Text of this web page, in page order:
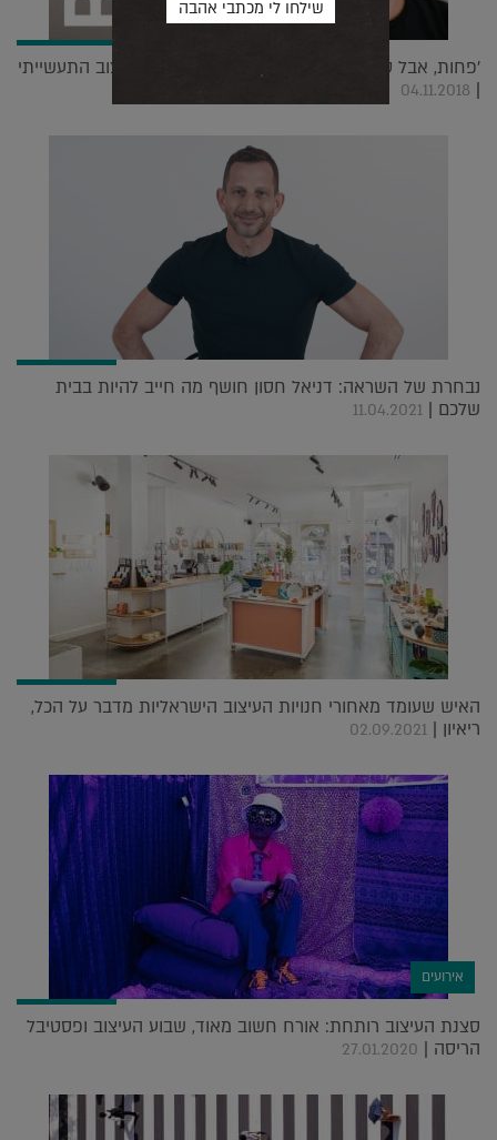
'פחות, אבל טוב יותר': האיש והאגדה של עולם העיצוב התעשייתי
|
04.11.2018
נבחרת של השראה: דניאל חסון חושף מה חייב להיות בבית
שלכם | 11.04.2021
האיש שעומד מאחורי חנויות העיצוב הישראליות מדבר על הכל,
ריאיון | 02.09.2021
אירועים
סצנת העיצוב רותחת: אורח חשוב מאוד, שבוע העיצוב ופסטיבל
הריסה | 27.01.2020